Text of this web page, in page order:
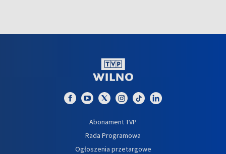
Abonament TVP
Rada Programowa
Ogłoszenia przetargowe